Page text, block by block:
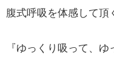
腹式呼吸を体感して頂
『ゆっくり吸って、ゆ